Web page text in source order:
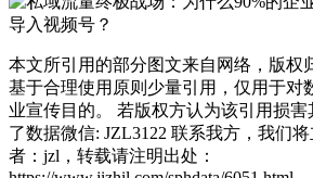
本文所引用的部分图文来自网络，版权
基于合理使用原则少量引用，仅用于对
业宣传目的。 若版权方认为该引用损
了数据微信: JZL3122 联系我方，我们
者：jzl，转载请注明出处：